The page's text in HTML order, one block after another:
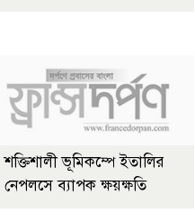
শক্তিশালী ভূমিকম্পে ইতালির
নেপলসে ব্যাপক ক্ষয়ক্ষতি